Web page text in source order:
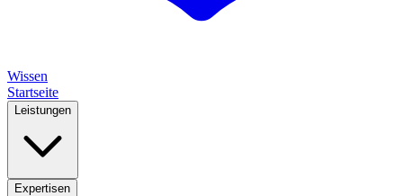
Wissen
Startseite
Leistungen
Expertisen